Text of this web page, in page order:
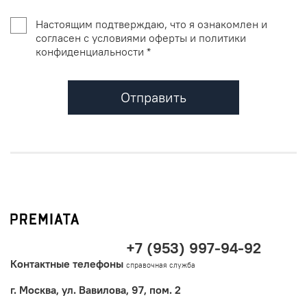
Настоящим подтверждаю, что я ознакомлен и
согласен с условиями оферты и политики
конфиденциальности *
Отправить
Контактные телефоны
+7 (953) 997-94-92
справочная служба
г. Москва, ул. Вавилова, 97, пом. 2